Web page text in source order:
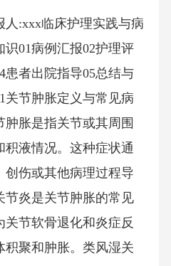
人:xxx临床护理实践与病
01病例汇报02护理评
患者出院指导05总结与
关节肿胀定义与常见病
肿胀是指关节或其周围
液情况。这种症状通
创伤或其他病理过程导
节炎是关节肿胀的常见
节软骨退化和炎症反
积聚和肿胀。类风湿关